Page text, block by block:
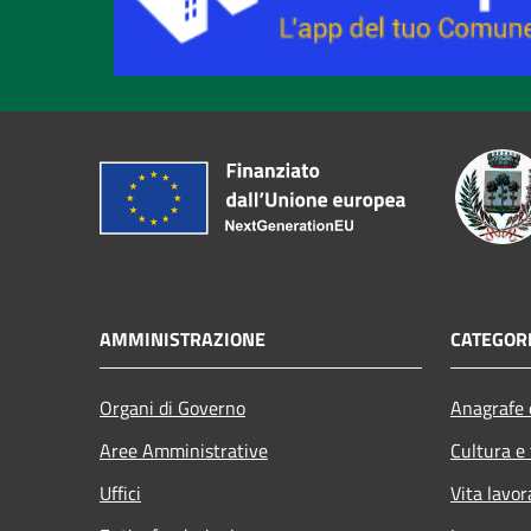
AMMINISTRAZIONE
Organi di Governo
Aree Amministrative
Uffici
Cultura
Vita